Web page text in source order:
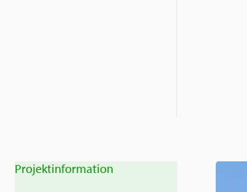
Projektinformation